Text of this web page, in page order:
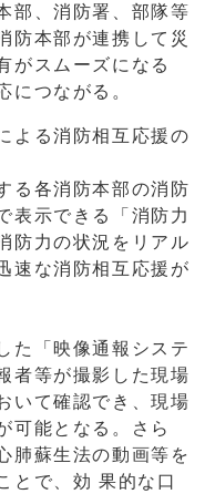
部、消防署、部隊等
防本部が連携して災
がスムーズになる
につながる。
よる消防相互応援の
る各消防本部の消防
表示できる「消防力
防力の状況をリアル
速な消防相互応援が
た「映像通報システ
者等が撮影した現場
いて確認でき、現場
可能となる。さら
肺蘇生法の動画等を
とで、効 果的な口